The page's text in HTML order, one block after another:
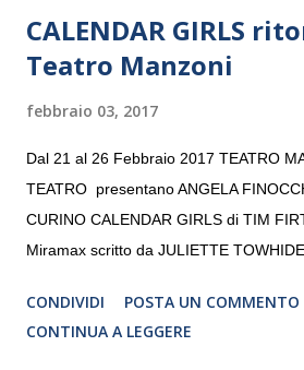
CALENDAR GIRLS
Teatro Manzoni
febbraio 03, 2017
Dal 21 al 26 Febbraio 2017 TEATRO
TEATRO presentano ANGELA
CURINO CALENDAR GIRLS di TIM
Miramax scritto da JULIETTE
CRISTINA PEZZOLI
CONDIVIDI
POSTA UN COMMENTO
CONTINUA A LEGGERE